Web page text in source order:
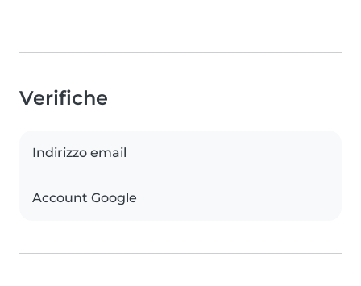
Verifiche
Indirizzo email
Account Google